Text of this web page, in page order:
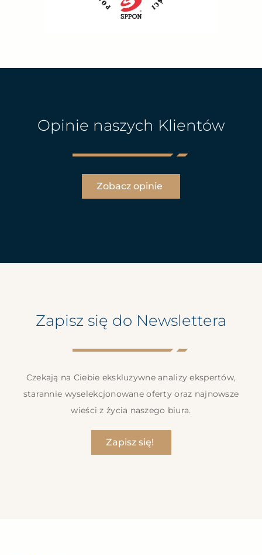
Opinie naszych Klientów
Zobacz opinie
Zapisz się do Newslettera
Czekają na Ciebie ekskluzywne analizy ekspertów,
starannie wyselekcjonowane oferty oraz najnowsze
wieści z życia naszego biura.
Zapisz się!